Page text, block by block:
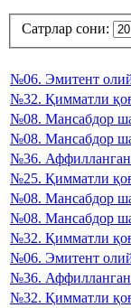
Сатрлар сони:
№06. Эмитент олий
№32. Қимматли
№08. Мансабдор
№08. Мансабдор
№36. Аффилланган
№25. Қимматли
№08. Мансабдор
№08. Мансабдор
№32. Қимматли
№06. Эмитент олий
№36. Аффилланган
№32. Қимматли